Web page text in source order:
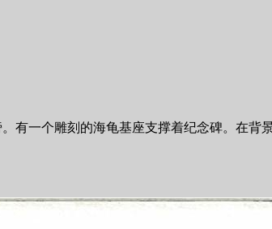
有一个雕刻的海龟基座支撑着纪念碑。在背